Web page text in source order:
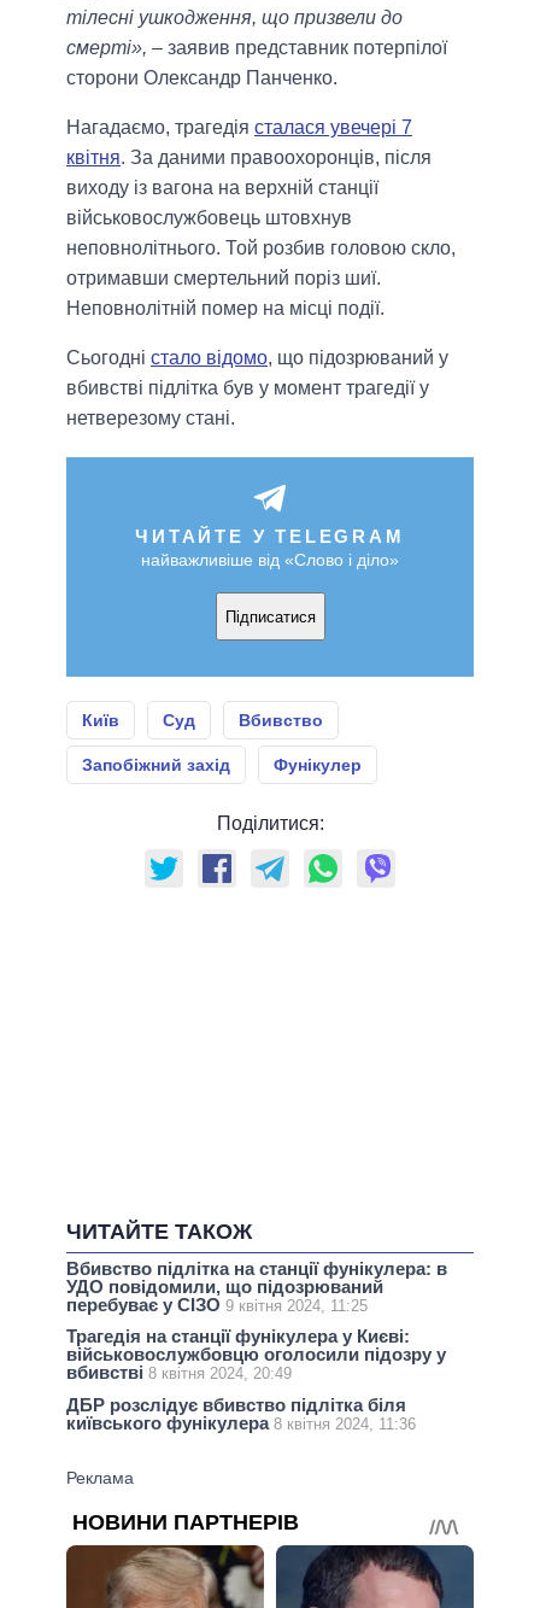
тілесні ушкодження, що призвели до
смерті», – заявив представник потерпілої
сторони Олександр Панченко.
Нагадаємо, трагедія сталася увечері 7
квітня. За даними правоохоронців, після
виходу із вагона на верхній станції
військовослужбовець штовхнув
неповнолітнього. Той розбив головою скло,
отримавши смертельний поріз шиї.
Неповнолітній помер на місці події.
Сьогодні стало відомо, що підозрюваний у
вбивстві підлітка був у момент трагедії у
нетверезому стані.
ЧИТАЙТЕ У TELEGRAM
найважливіше від «Слово і діло»
Підписатися
Київ Суд Вбивство
Запобіжний захід Фунікулер
Поділитися:
ЧИТАЙТЕ ТАКОЖ
Вбивство підлітка на станції фунікулера: в
УДО повідомили, що підозрюваний
перебуває у СІЗО 9 квітня 2024, 11:25
Трагедія на станції фунікулера у Києві:
військовослужбовцю оголосили підозру у
вбивстві 8 квітня 2024, 20:49
ДБР розслідує вбивство підлітка біля
київського фунікулера 8 квітня 2024, 11:36